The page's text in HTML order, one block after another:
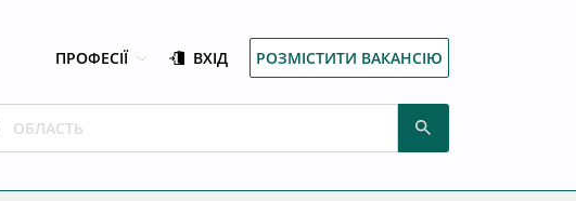
ПРОФЕСІЇ ВХІД РОЗМІСТИТИ ВАКАНСІЮ